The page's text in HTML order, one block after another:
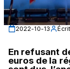
2022-10-13
En refusant
euros de la